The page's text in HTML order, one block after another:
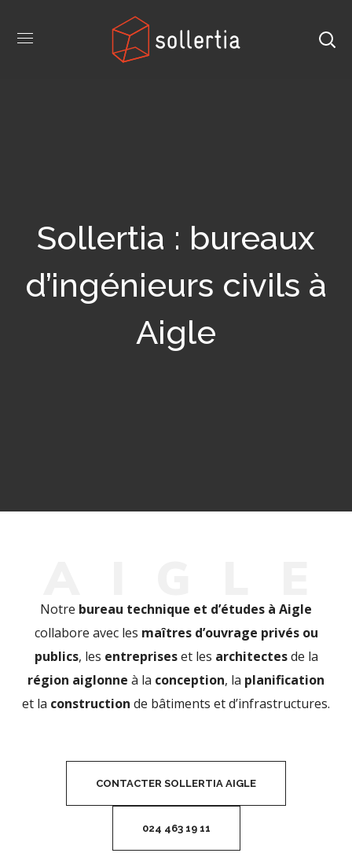
Sollertia : bureaux
d’ingénieurs civils à
Aigle
Notre bureau technique et d’études à Aigle
collabore avec les maîtres d’ouvrage privés ou
publics, les entrepriseset les architectesde la
région aiglonne à la conception, la planification
et la construction de bâtiments et d’infrastructures.
CONTACTER SOLLERTIA AIGLE
024 463 19 11